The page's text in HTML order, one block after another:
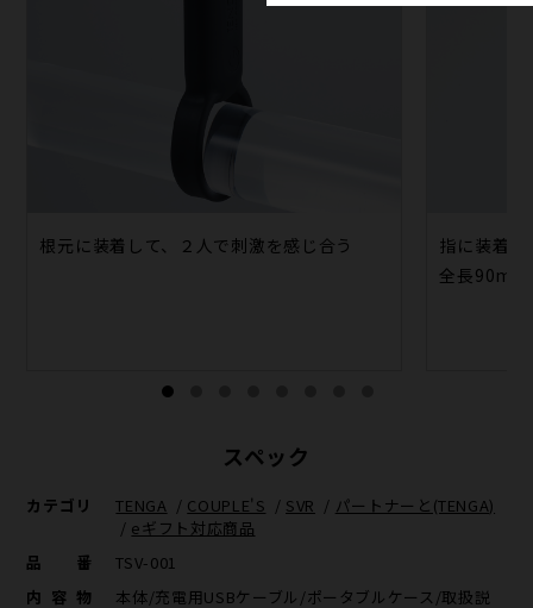
根元に装着して、２人で刺激を感じ合う
指に装着
全長90mm
スペック
カテゴリ TENGA / COUPLE'S / SVR / パートナーと(TENGA)
/ eギフト対応商品
品番
TSV-001
内容物
本体/充電用USBケーブル/ポータブルケース/取扱説